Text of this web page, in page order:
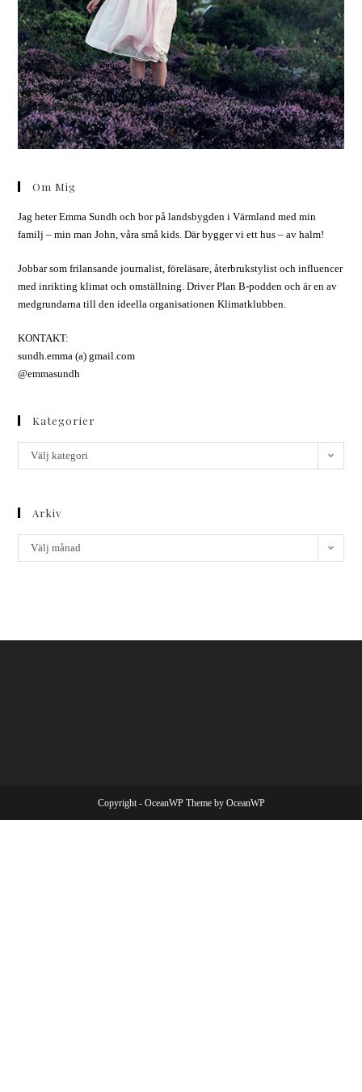
Om Mig
Jag heter Emma Sundh och bor på landsbygden i Värmland med min
familj – min man John, våra små kids. Där bygger vi ett hus – av halm!
Jobbar som frilansande journalist, föreläsare, återbrukstylist och influencer
med inrikting klimat och omställning. Driver Plan B-podden och är en av
medgrundarna till den ideella organisationen Klimatklubben.
KONTAKT:
sundh.emma (a) gmail.com
@emmasundh
Kategorier
Välj kategori
Arkiv
Välj månad
Copyright - OceanWP Theme by OceanWP